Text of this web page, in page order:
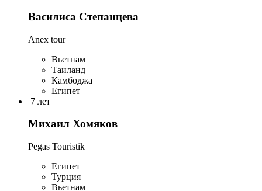
Василиса Степанцева
Anex tour
Вьетнам
Таиланд
Камбоджа
Египет
7 лет
Михаил Хомяков
Pegas Touristik
Египет
Турция
Вьетнам